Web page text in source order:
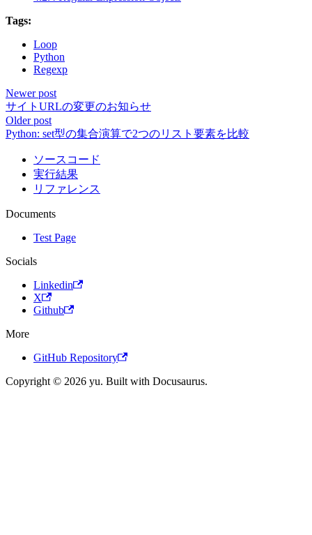
Tags:
Loop
Python
Regexp
Newer post
サイトURLの変更のお知らせ
Older post
Python: set型の集合演算で2つのリスト要素を比較
ソースコード
実行結果
リファレンス
Documents
Test Page
Socials
Linkedin
X
Github
More
GitHub Repository
Copyright © 2026 yu. Built with Docusaurus.